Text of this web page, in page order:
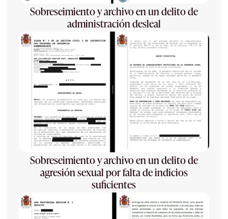
Sobreseimiento y archivo en un delito de
administración desleal
Sobreseimiento y archivo en un delito de
agresión sexual por falta de indicios
suficientes